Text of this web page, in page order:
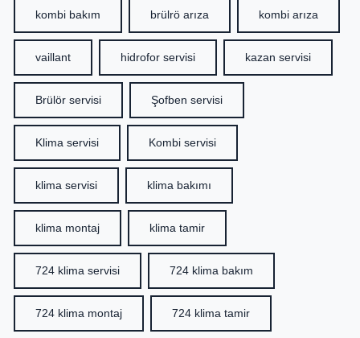
kombi bakım brülrö arıza kombi arıza
vaillant hidrofor servisi kazan servisi
Brülör servisi Şofben servisi
Klima servisi Kombi servisi
klima servisi klima bakımı
klima montaj klima tamir
724 klima servisi 724 klima bakım
724 klima montaj 724 klima tamir